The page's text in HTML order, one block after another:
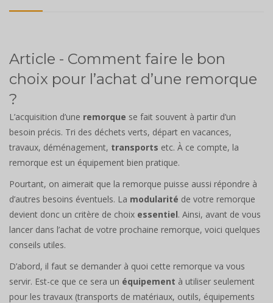
Article - Comment faire le bon
choix pour l’achat d’une remorque
?
L’acquisition d’une remorque se fait souvent à partir d’un
besoin précis. Tri des déchets verts, départ en vacances,
travaux, déménagement, transports etc. À ce compte, la
remorque est un équipement bien pratique.
Pourtant, on aimerait que la remorque puisse aussi répondre à
d’autres besoins éventuels. La modularité de votre remorque
devient donc un critère de choix essentiel. Ainsi, avant de vous
lancer dans l’achat de votre prochaine remorque, voici quelques
conseils utiles.
D’abord, il faut se demander à quoi cette remorque va vous
servir. Est-ce que ce sera un équipement à utiliser seulement
pour les travaux (transports de matériaux, outils, équipements